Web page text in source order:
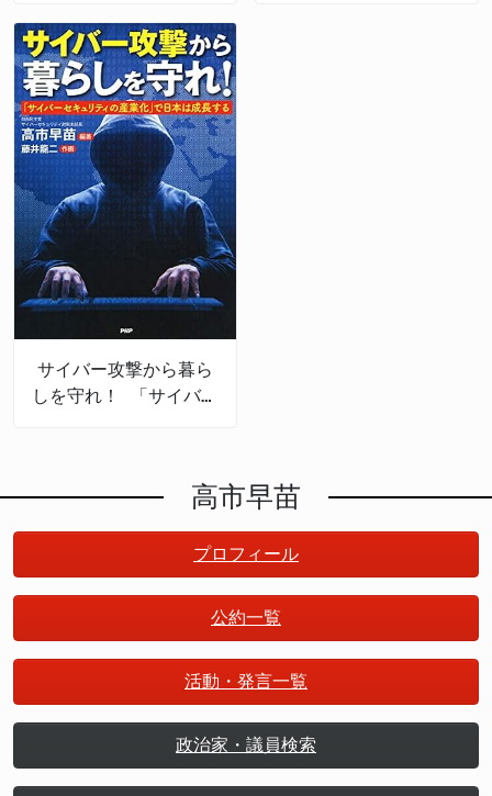
サイバー攻撃から暮ら
しを守れ！ 「サイバー
高市早苗
プロフィール
公約一覧
活動・発言一覧
政治家・議員検索